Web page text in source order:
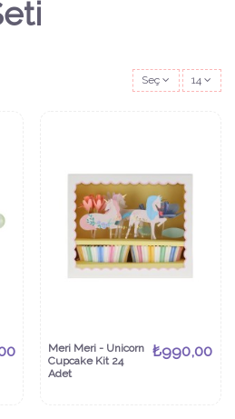
Seç 14
Meri Meri - Unicorn
Cupcake Kit 24
Adet
₺990,00